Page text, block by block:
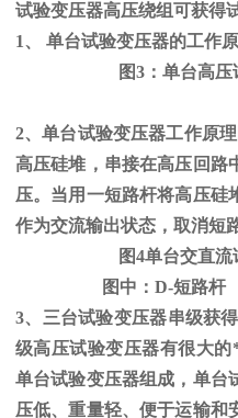
试验变压器高压绕组可获得
1、 单台试验变压器的工作
图3 ：单台高
2、单台试验变压器工作原
高压硅堆，串接在高压回路
压。当用一短路杆将高压硅
作为交流输出状态，取消短
图4单台交直流
图中： D-短
3、三台试验变压器串级获
级高压试验变压器有很大
单台试验变压器组成，单台
压低、重量轻、便于运输和